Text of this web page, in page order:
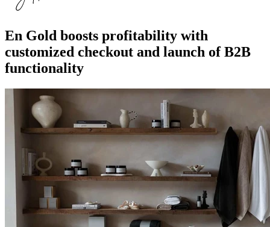
En Gold boosts profitability with
customized checkout and launch of B2B
functionality